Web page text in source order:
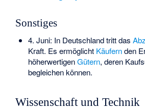
Sonstiges
4. Juni: In Deutschland tritt das
Kraft. Es ermöglicht Käufernden
höherwertigenGütern, deren
begleichen können.
Wissenschaft und Technik